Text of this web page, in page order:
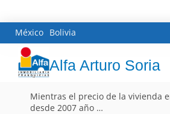
México Bolivia
Alfa Arturo Soria
Mientras el precio de la vivienda
desde 2007 año …